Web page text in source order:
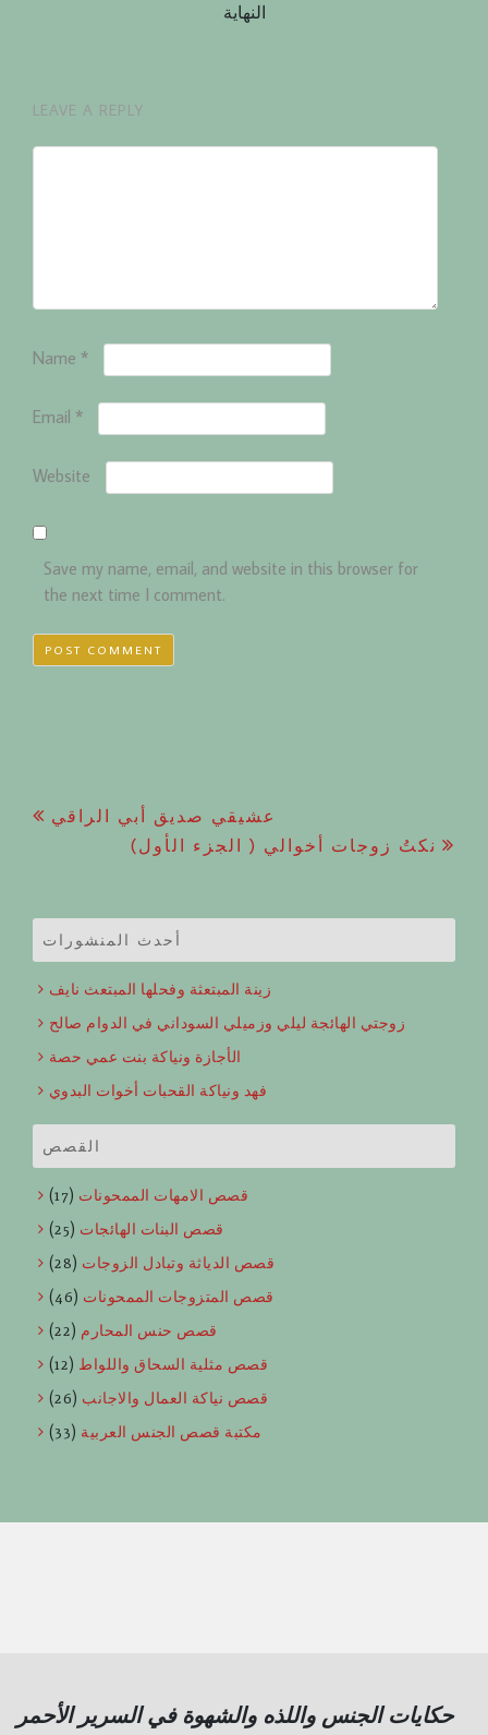
النهاية
LEAVE A REPLY
Name *
Email *
Website
Save my name, email, and website in this browser for
the next time I comment.
Post
navigation
عشيقي صديق أبي الراقي
نكتُ زوجات أخوالي ( الجزء الأول)
أحدث المنشورات
زينة المبتعثة وفحلها المبتعث نايف
زوجتي الهائجة ليلي وزميلي السوداني في الدوام صالح
الأجازة ونياكة بنت عمي حصة
فهد ونياكة القحبات أخوات البدوي
القصص
قصص الامهات الممحونات (17)
قصص البنات الهائجات (25)
قصص الدياثة وتبادل الزوجات (28)
قصص المتزوجات الممحونات (46)
قصص حنس المحارم (22)
قصص مثلية السحاق واللواط (12)
قصص نياكة العمال والاجانب (26)
مكتبة قصص الجنس العربية (33)
حكايات الجنس واللذه والشهوة في السرير الأحمر